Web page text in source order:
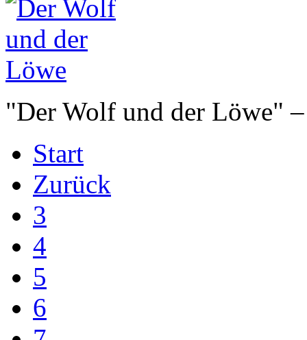
"Der Wolf und der Löwe"
Start
Zurück
3
4
5
6